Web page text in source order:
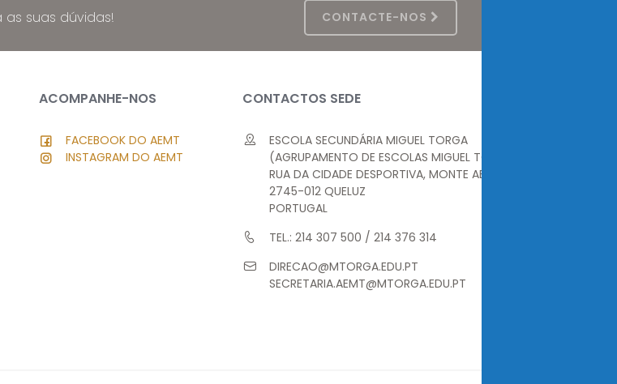
as suas dúvidas! CONTACTE-NOS
ACOMPANHE-NOS
FACEBOOK DO AEMT
INSTAGRAM DO AEMT
CONTACTOS SEDE
ESCOLA SECUNDÁRIA MIGUEL TORGA
(AGRUPAMENTO DE ESCOLAS MIGUEL TORGA)
RUA DA CIDADE DESPORTIVA, MONTE ABRAÃO
2745-012 QUELUZ
PORTUGAL
TEL.: 214 307 500 / 214 376 314
DIRECAO@MTORGA.EDU.PT
SECRETARIA.AEMT@MTORGA.EDU.PT